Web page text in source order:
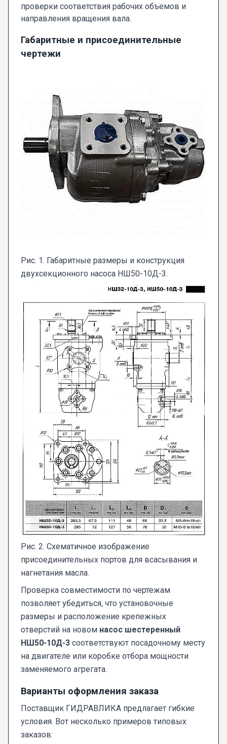
проверки соответствия рабочих объемов и
направления вращения вала.
Габаритные и присоединительные
чертежи
Рис. 1. Габаритные размеры и конструкция
двухсекционного насоса НШ50-10Д-3.
Рис. 2. Схематичное изображение
присоединительных портов для всасывания и
нагнетания масла.
Проверка совместимости по чертежам
позволяет убедиться, что установочные
размеры и расположение крепежных
отверстий на новом насос шестеренный
НШ50-10Д-3 соответствуют посадочному месту
на двигателе или коробке отбора мощности
заменяемого агрегата.
Варианты оформления заказа
Поставщик ГИДРАВЛИКА предлагает гибкие
условия. Вот несколько примеров типовых
заказов: